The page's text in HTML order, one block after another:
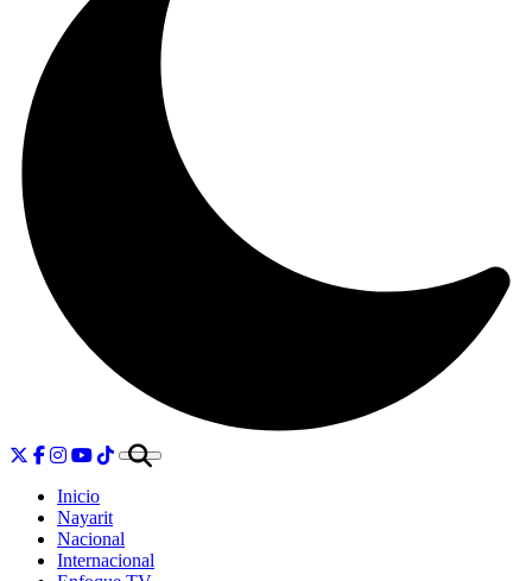
Inicio
Nayarit
Nacional
Internacional